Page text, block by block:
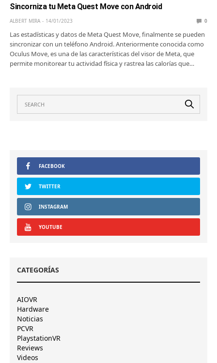
Sincorniza tu Meta Quest Move con Android
ALBERT MIRA 14/01/2023 0
Las estadísticas y datos de Meta Quest Move, finalmente se pueden
sincronizar con un teléfono Android. Anteriormente conocida como
Oculus Move, es una de las características del visor de Meta, que
permite monitorear tu actividad física y rastrea las calorías que…
FACEBOOK
TWITTER
INSTAGRAM
YOUTUBE
CATEGORÍAS
AIOVR
Hardware
Noticias
PCVR
PlaystationVR
Reviews
Videos